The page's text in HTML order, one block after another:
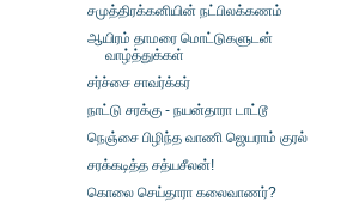
சமுத்திரக்கனியின் நட்பிலக்கணம்
ஆயிரம் தாமரை மொட்டுகளுடன்
வாழ்த்துக்கள்
சர்ச்சை சாவர்க்கர்
நாட்டு சரக்கு - நயன்தாரா டாட்டூ
நெஞ்சை பிழிந்த வாணி ஜெயராம் குரல்
சரக்கடித்த சத்யசீலன்!
கொலை செய்தாரா கலைவாணர்?